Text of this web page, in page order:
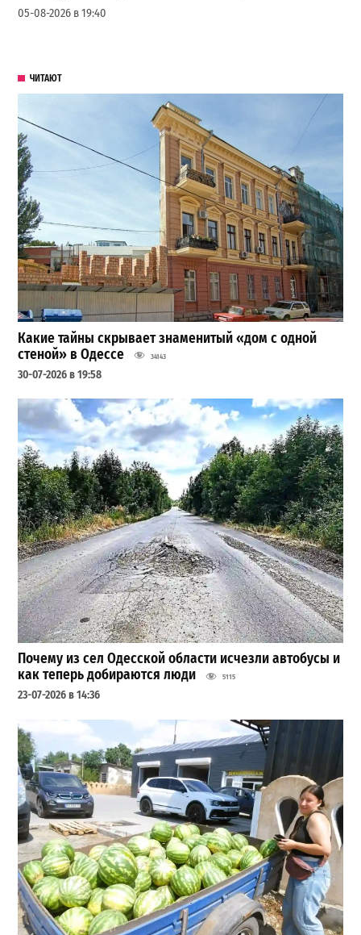
05-08-2026 в 19:40
ЧИТАЮТ
Какие тайны скрывает знаменитый «дом с одной
стеной» в Одессе
34143
30-07-2026 в 19:58
Почему из сел Одесской области исчезли автобусы и
как теперь добираются люди
5115
23-07-2026 в 14:36